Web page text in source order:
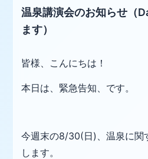
温泉講演会のお知らせ（
ます）
皆様、こんにちは！
本日は、緊急告知、です。
今週末の8/30(日)、温泉に関
します。